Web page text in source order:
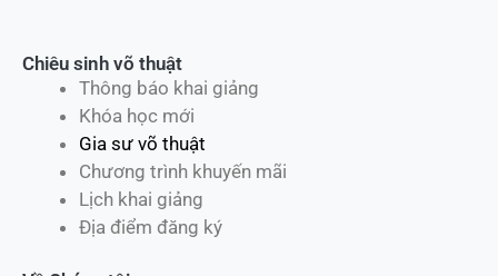
Chiêu sinh võ thuật
Thông báo khai giảng
Khóa học mới
Gia sư võ thuật
Chương trình khuyến mãi
Lịch khai giảng
Địa điểm đăng ký